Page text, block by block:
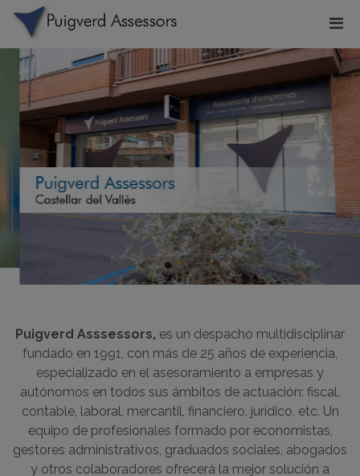
Puigverd Asssessors, es un despacho multidisciplinar
fundado en 1991, con más de 25 años de experiencia,
especializado en el asesoramiento a empresas y
autónomos en todos sus ámbitos de actuación: fiscal,
contable, laboral, mercantil, financiero, jurídico, etc. Un
equipo de profesionales formado por economistas,
gestores administrativos, graduados sociales, abogados